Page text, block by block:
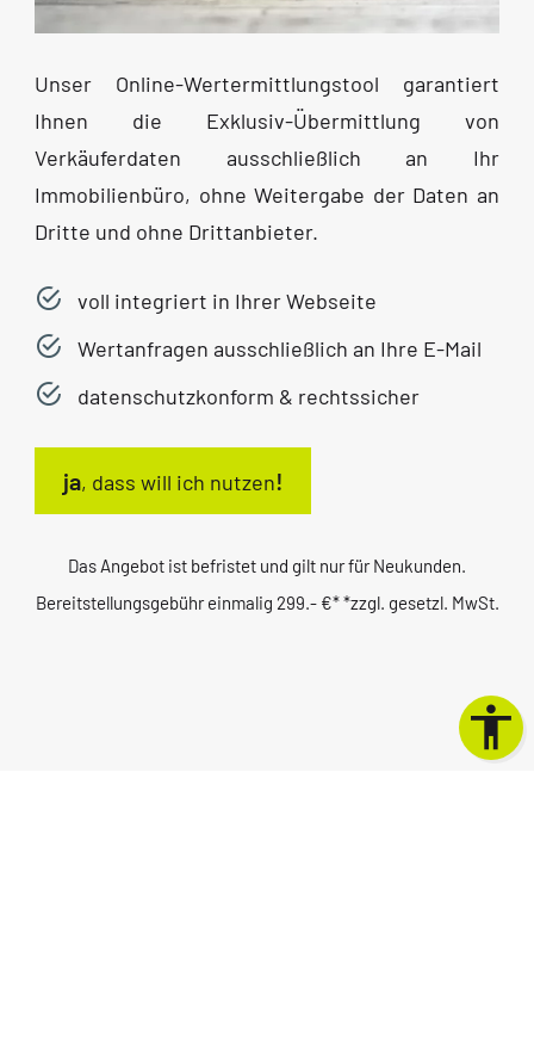
Unser Online-Wertermittlungstool garantiert
Ihnen die Exklusiv-Übermittlung von
Verkäuferdaten ausschließlich an Ihr
Immobilienbüro, ohne Weitergabe der Daten an
Dritte und ohne Drittanbieter.
voll integriert in Ihrer Webseite
Wertanfragen ausschließlich an Ihre E-Mail
datenschutzkonform & rechtssicher
ja, dass will ich nutzen!
Das Angebot ist befristet und gilt nur für Neukunden.
Bereitstellungsgebühr einmalig 299.- €* *zzgl. gesetzl. MwSt.